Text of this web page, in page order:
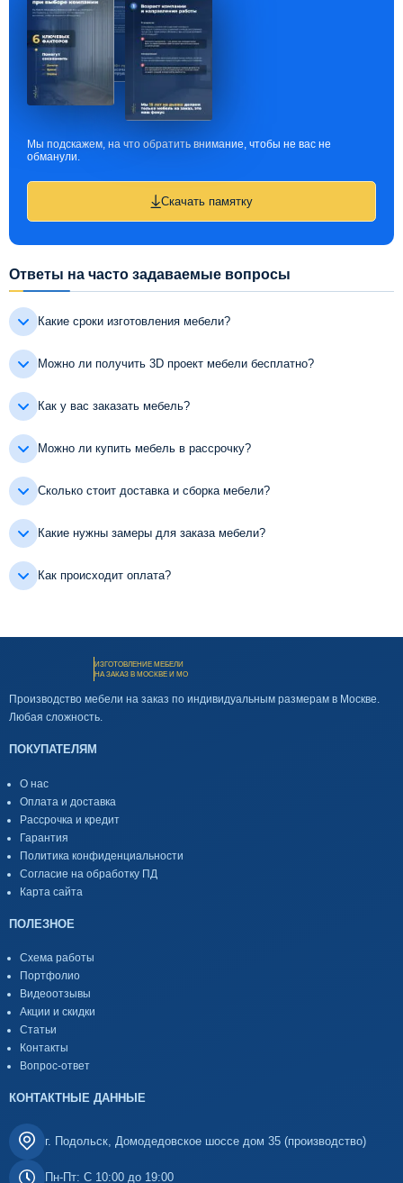
Мы подскажем, на что обратить внимание, чтобы не вас не
обманули.
Скачать памятку
Ответы на часто задаваемые вопросы
Какие сроки изготовления мебели?
Можно ли получить 3D проект мебели бесплатно?
Как у вас заказать мебель?
Можно ли купить мебель в рассрочку?
Сколько стоит доставка и сборка мебели?
Какие нужны замеры для заказа мебели?
Как происходит оплата?
ИЗГОТОВЛЕНИЕ МЕБЕЛИ
НА ЗАКАЗ В МОСКВЕ И МО
Производство мебели на заказ по индивидуальным размерам в Москве.
Любая сложность.
ПОКУПАТЕЛЯМ
О нас
Оплата и доставка
Рассрочка и кредит
Гарантия
Политика конфиденциальности
Согласие на обработку ПД
Карта сайта
ПОЛЕЗНОЕ
Схема работы
Портфолио
Видеоотзывы
Акции и скидки
Статьи
Контакты
Вопрос-ответ
КОНТАКТНЫЕ ДАННЫЕ
г. Подольск, Домодедовское шоссе дом 35 (производство)
Пн-Пт: С 10:00 до 19:00